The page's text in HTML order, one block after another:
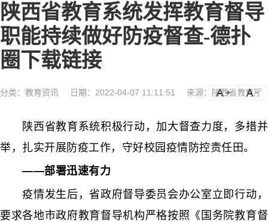
陕西省教育系统发挥教育督导
职能持续做好防疫督查-德扑
圈下载链接
分类： 教育资讯 日期：2022-04-07 11:11:51 来源：陕西省教育厅
a
陕西省教育系统积极行动，加大督查力度，多措并
举，扎实开展防疫工作，守好校园疫情防控责任田。
——部署迅速有力
疫情发生后，省政府督导委员会办公室立即行动，
要求各地市政府教育督导机构严格按照《国务院教育督